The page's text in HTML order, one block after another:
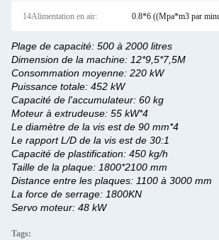
14Alimentation en air: 0.8*6 ((Mpa*m3 par
Plage de capacité: 500 à 2000 litres
Dimension de la machine: 12*9,5*7,5M
Consommation moyenne: 220 kW
Puissance totale: 452 kW
Capacité de l'accumulateur: 60 kg
Moteur à extrudeuse: 55 kW*4
Le diamètre de la vis est de 90 mm*4
Le rapport L/D de la vis est de 30:1
Capacité de plastification: 450 kg/h
Taille de la plaque: 1800*2100 mm
Distance entre les plaques: 1100 à 3000 mm
La force de serrage: 1800KN
Servo moteur: 48 kW
Tags: